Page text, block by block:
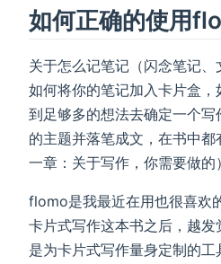
如何正确的使用
关于怎么记笔记（闪念笔记、
如何将你的笔记加入卡片盒
到足够多的想法去确定一个
的主题并落笔成文，在书中
一章：关于写作，你需要做的
flomo是我最近在用也很喜欢
卡片式写作这本书之后，越
是为卡片式写作量身定制的